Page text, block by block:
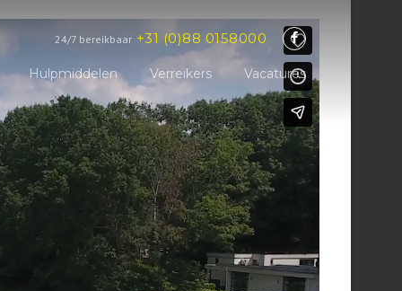
24/7 bereikbaar +31 (0)88 0158000
Hulpmiddelen Verreikers Vacatures